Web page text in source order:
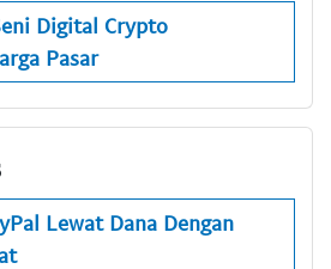
Digital Crypto
Pasar
Lewat Dana Dengan